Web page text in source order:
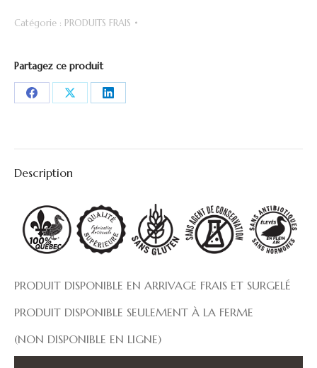
Catégorie : PRODUITS FRAIS
Partagez ce produit
PartagerPartagerPartager
Description
PRODUIT DISPONIBLE EN ARRIVAGE FRAIS ET SURGELÉ
PRODUIT DISPONIBLE SEULEMENT À LA FERME
(NON DISPONIBLE EN LIGNE)